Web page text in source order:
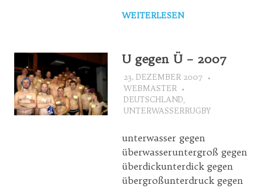
WEITERLESEN
U gegen Ü – 2007
23. DEZEMBER 2007
WEBMASTER
DEUTSCHLAND
UNTERWASSERRUGBY
unterwasser gegen
überwasseruntergroß gegen
überdickunterdick gegen
übergroßunterdruck gegen